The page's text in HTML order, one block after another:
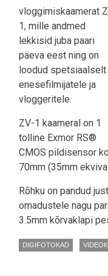
vloggimiskaamerat
1, mille andmed
lekkisid juba paari
päeva eest ning on
loodud spetsiaalselt
enesefilmijatele ja
vloggeritele.
ZV-1 kaameral on 1
tolline Exmor RS®
CMOS pildisensor
70mm (35mm
Rõhku on pandud
omadustele nagu
3.5mm kõrvaklapi
DIGIFOTOKAD